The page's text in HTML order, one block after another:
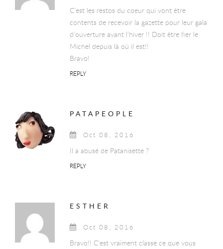
C’est les restos du coeur qui vont être
contents de recevoir la gazette pour leur gala
d’ouverture avant l’hiver !! Doit être fier le
Michel depuis là où il est!!
Bravo!
REPLY
PATAPEOPLE
Oct 08, 2016
Il a abusé de Patanisette ?
REPLY
ESTHER
Oct 08, 2016
Bravo!! C’est vraiment classe ce que vous